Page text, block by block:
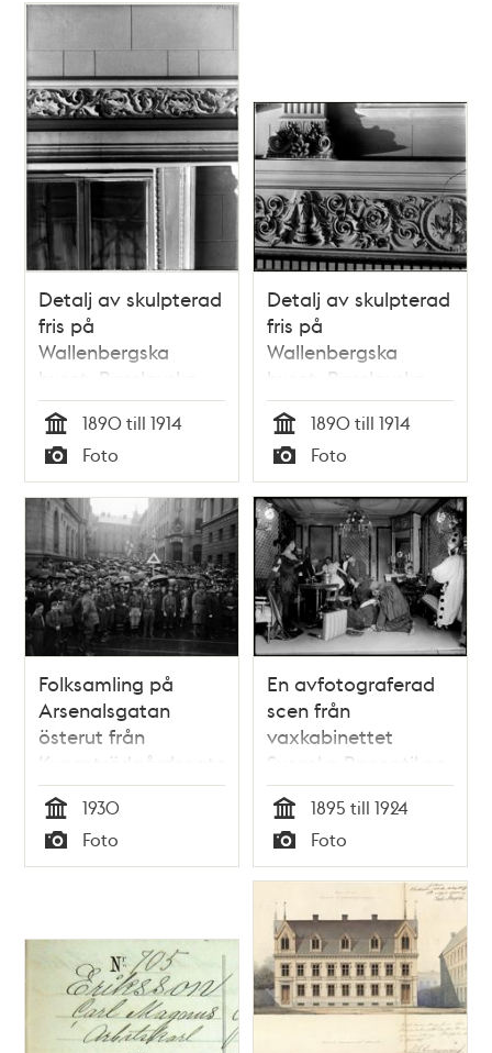
Detalj av skulpterad
fris på
Wallenbergska
huset, Barclayska
huset, på
Kungsträdgårdsgatan
14
Tid
1890 till 1914
Typ
Foto
Detalj av skulpterad
fris på
Wallenbergska
huset, Barclayska
huset, på
Kungsträdgårdsgatan
14
Tid
1890 till 1914
Typ
Foto
Folksamling på
Arsenalsgatan
österut från
Kungsträdgårdsgatan
i väntan på
begravningståget
med stoften efter
de förolyckade från
Tid
1930
Typ
Foto
En avfotograferad
scen från
vaxkabinettet
Svenska Panoptikon
vid
Kungsträdgårdsgatan
18: "På maskeraden,
en mördare
överraskas av ett
par gendarmer"
Tid
1895 till 1924
Typ
Foto